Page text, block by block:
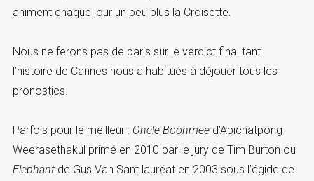
animent chaque jour un peu plus la Croisette.
Nous ne ferons pas de paris sur le verdict final tant
l’histoire de Cannes nous a habitués à déjouer tous les
pronostics.
Parfois pour le meilleur : Oncle Boonmeed’Apichatpong
Weerasethakul primé en 2010 par le jury de Tim Burton ou
Elephantde Gus Van Sant lauréat en 2003 sous l’égide de